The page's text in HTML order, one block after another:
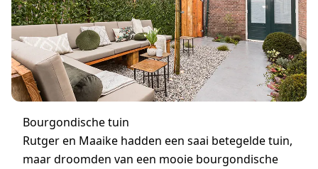
Bourgondische tuin
Rutger en Maaike hadden een saai betegelde tuin,
maar droomden van een mooie bourgondische